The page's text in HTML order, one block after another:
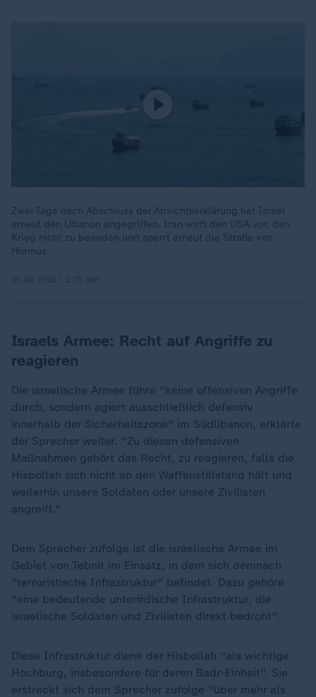
Zwei Tage nach Abschluss der Absichtserklärung hat Israel
erneut den Libanon angegriffen. Iran wirft den USA vor, den
Krieg nicht zu beenden und sperrt erneut die Straße von
Hormus.
Israels Armee: Recht auf Angriffe zu
reagieren
Die israelische Armee führe "keine offensiven Angriffe
durch, sondern agiert ausschließlich defensiv
innerhalb der Sicherheitszone" im Südlibanon, erklärte
der Sprecher weiter. "Zu diesen defensiven
Maßnahmen gehört das Recht, zu reagieren, falls die
Hisbollah sich nicht an den Waffenstillstand hält und
weiterhin unsere Soldaten oder unsere Zivilisten
angreift."
Dem Sprecher zufolge ist die israelische Armee im
Gebiet von Tebnit im Einsatz, in dem sich demnach
"terroristische Infrastruktur" befindet. Dazu gehöre
"eine bedeutende unterirdische Infrastruktur, die
israelische Soldaten und Zivilisten direkt bedroht".
Diese Infrastruktur diene der Hisbollah "als wichtige
Hochburg, insbesondere für deren Badr-Einheit". Sie
erstreckt sich dem Sprecher zufolge "über mehr als